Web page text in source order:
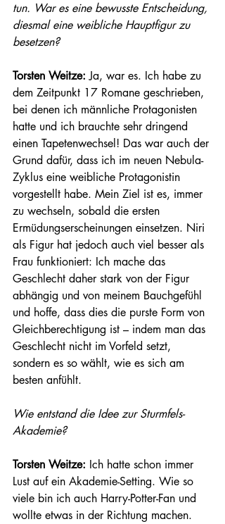
tun. War es eine bewusste Entscheidung,
diesmal eine weibliche Hauptfigur zu
besetzen?
Torsten Weitze: Ja, war es. Ich habe zu
dem Zeitpunkt 17 Romane geschrieben,
bei denen ich männliche Protagonisten
hatte und ich brauchte sehr dringend
einen Tapetenwechsel! Das war auch der
Grund dafür, dass ich im neuen Nebula-
Zyklus eine weibliche Protagonistin
vorgestellt habe. Mein Ziel ist es, immer
zu wechseln, sobald die ersten
Ermüdungserscheinungen einsetzen. Niri
als Figur hat jedoch auch viel besser als
Frau funktioniert: Ich mache das
Geschlecht daher stark von der Figur
abhängig und von meinem Bauchgefühl
und hoffe, dass dies die purste Form von
Gleichberechtigung ist – indem man das
Geschlecht nicht im Vorfeld setzt,
sondern es so wählt, wie es sich am
besten anfühlt.
Wie entstand die Idee zur Sturmfels-
Akademie?
Torsten Weitze: Ich hatte schon immer
Lust auf ein Akademie-Setting. Wie so
viele bin ich auch Harry-Potter-Fan und
wollte etwas in der Richtung machen.